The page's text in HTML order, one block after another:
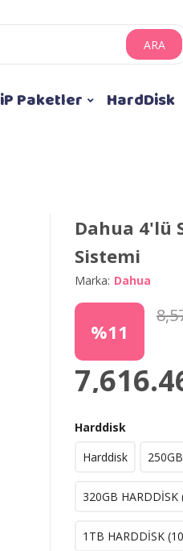
ARA
iP Paketler HardDisk
Dahua 4'lü
Sistemi
Marka: Dahua
%11
Harddisk
Harddisk
320GB HARDDİSK
1TB HARDDİSK (